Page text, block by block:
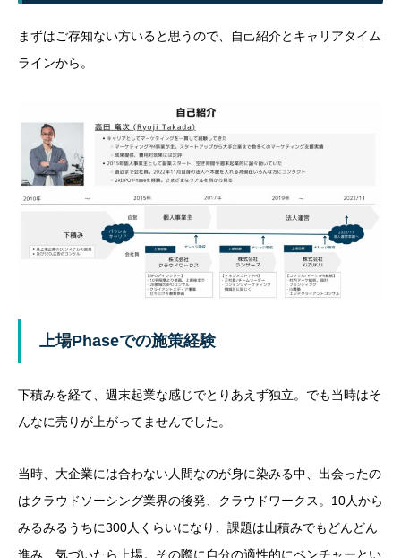
まずはご存知ない方いると思うので、自己紹介とキャリアタイム
ラインから。
上場Phaseでの施策経験
下積みを経て、週末起業な感じでとりあえず独立。でも当時はそ
んなに売りが上がってませんでした。
当時、大企業には合わない人間なのが身に染みる中、出会ったの
はクラウドソーシング業界の後発、クラウドワークス。10人から
みるみるうちに300人くらいになり、課題は山積みでもどんどん
進み、気づいたら上場。その際に自分の適性的にベンチャーとい